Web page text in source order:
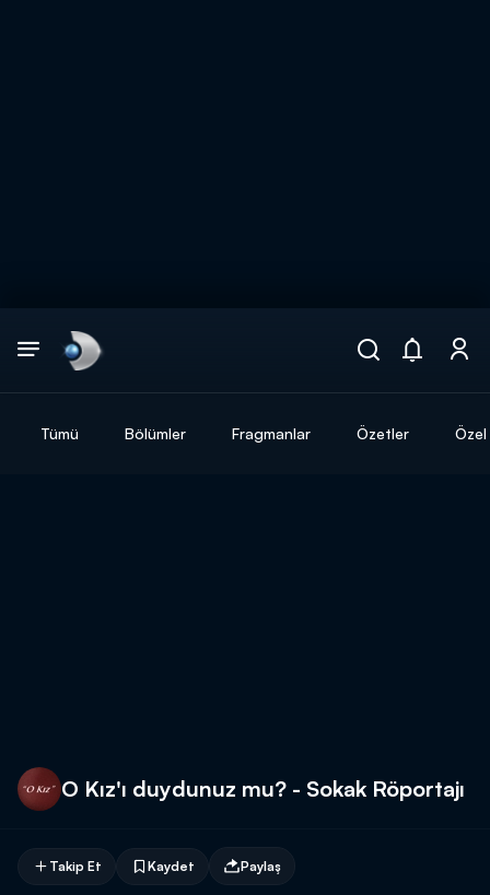
Tümü Bölümler Fragmanlar Özetler
O Kız'ı duydunuz mu? - Sokak Röportajı
Takip Et Kaydet Paylaş